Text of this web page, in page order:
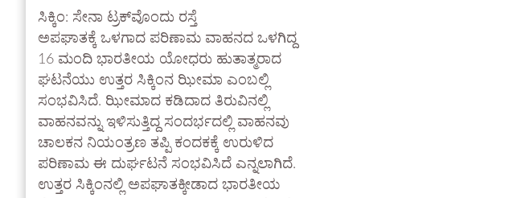
ಸಿಕ್ಕಿಂ: ಸೇನಾ ಟ್ರಕ್‌ವೊಂದು ರಸ್ತೆ
ಅಪಘಾತಕ್ಕೆ ಒಳಗಾದ ಪರಿಣಾಮ ವಾಹನದ ಒಳಗಿದ್ದ
16 ಮಂದಿ ಭಾರತೀಯ ಯೋಧರು ಹುತಾತ್ಮರಾದ
ಘಟನೆಯು ಉತ್ತರ ಸಿಕ್ಕಿಂನ ಝೀಮಾ ಎಂಬಲ್ಲಿ
ಸಂಭವಿಸಿದೆ. ಝೀಮಾದ ಕಡಿದಾದ ತಿರುವಿನಲ್ಲಿ
ವಾಹನವನ್ನು ಇಳಿಸುತ್ತಿದ್ದ ಸಂದರ್ಭದಲ್ಲಿ ವಾಹನವು
ಚಾಲಕನ ನಿಯಂತ್ರಣ ತಪ್ಪಿ ಕಂದಕಕ್ಕೆ ಉರುಳಿದ
ಪರಿಣಾಮ ಈ ದುರ್ಘಟನೆ ಸಂಭವಿಸಿದೆ ಎನ್ನಲಾಗಿದೆ.
ಉತ್ತರ ಸಿಕ್ಕಿಂನಲ್ಲಿ ಅಪಘಾತಕ್ಕೀಡಾದ ಭಾರತೀಯ